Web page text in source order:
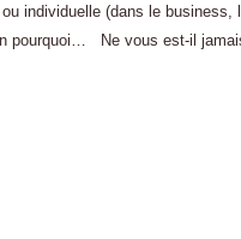
individuelle (dans le
pourquoi… Ne vous est-il